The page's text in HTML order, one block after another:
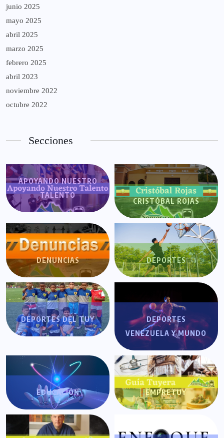
junio 2025
mayo 2025
abril 2025
marzo 2025
febrero 2025
abril 2023
noviembre 2022
octubre 2022
Secciones
APOYANDO NUESTRO
TALENTO
CRISTÓBAL ROJAS
DENUNCIAS DEPORTES
DEPORTES DEL TUY
DEPORTES
VENEZUELA Y MUNDO
EDUCACIÓN EMPRETUY